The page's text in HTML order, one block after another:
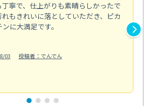
寧で、仕上がりも素晴らしかったで
もきれいに落としていただき、ピカ
に大満足です。
03
投稿者：でんでん